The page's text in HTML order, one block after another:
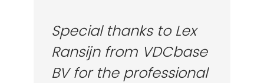
Special thanks to Lex
Ransijn from VDCbase
BV for the professional